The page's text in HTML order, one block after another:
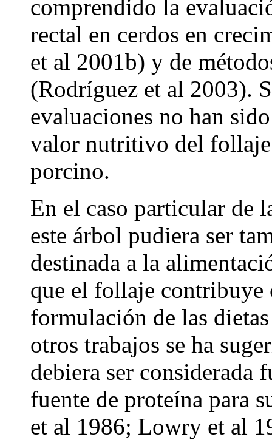
comprendido la
rectal en cerdos en
et al 2001b) y de
(Rodríguez et al 2003).
evaluaciones no han
valor nutritivo del follaje
porcino.
En el caso particular de
este árbol pudiera ser
destinada a la
que el follaje contribuye
formulación de las
otros trabajos se ha
debiera ser considerada
fuente de proteína para
et al 1986; Lowry et al